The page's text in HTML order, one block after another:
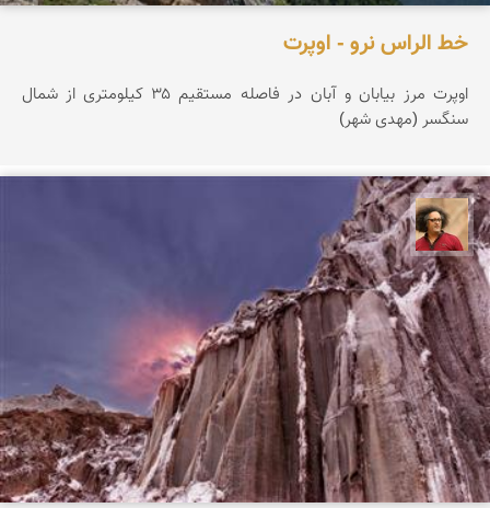
خط الراس نرو - اوپرت
اوپرت مرز بیابان و آبان در فاصله مستقیم ۳۵ کیلومتری از شمال
سنگسر (مهدی شهر)
مصطفی ربیعی بهشتی